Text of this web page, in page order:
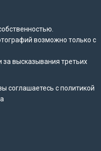
возможно только с
за высказывания третьих
соглашаетесь сполитикой